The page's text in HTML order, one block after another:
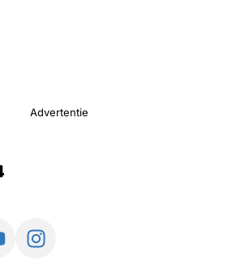
Advertentie